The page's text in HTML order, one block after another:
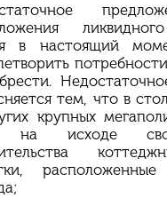
в настоящий
тем, что в
крупных
на исходе